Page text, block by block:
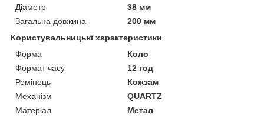
Діаметр
38 мм
Загальна довжина
200 мм
Користувальницькі характеристики
Форма
Коло
Формат часу
12 год
Ремінець
Кожзам
Механізм
QUARTZ
Матеріал
Метал